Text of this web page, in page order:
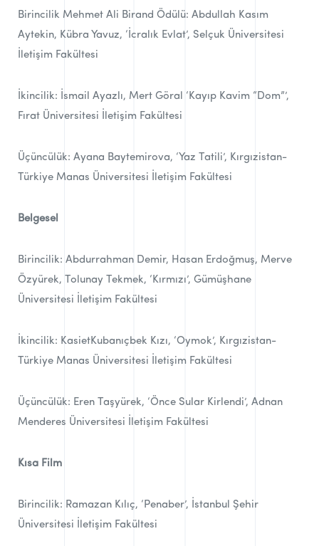
Birincilik Mehmet Ali Birand Ödülü: Abdullah Kasım
Aytekin, Kübra Yavuz, ‘İcralık Evlat’, Selçuk Üniversitesi
İletişim Fakültesi
İkincilik: İsmail Ayazlı, Mert Göral ‘Kayıp Kavim “Dom”’,
Fırat Üniversitesi İletişim Fakültesi
Üçüncülük: Ayana Baytemirova, ‘Yaz Tatili’, Kırgızistan-
Türkiye Manas Üniversitesi İletişim Fakültesi
Belgesel
Birincilik: Abdurrahman Demir, Hasan Erdoğmuş, Merve
Özyürek, Tolunay Tekmek, ‘Kırmızı’, Gümüşhane
Üniversitesi İletişim Fakültesi
İkincilik: KasietKubanıçbek Kızı, ‘Oymok’, Kırgızistan-
Türkiye Manas Üniversitesi İletişim Fakültesi
Üçüncülük: Eren Taşyürek, ‘Önce Sular Kirlendi’, Adnan
Menderes Üniversitesi İletişim Fakültesi
Kısa Film
Birincilik: Ramazan Kılıç, ‘Penaber’, İstanbul Şehir
Üniversitesi İletişim Fakültesi